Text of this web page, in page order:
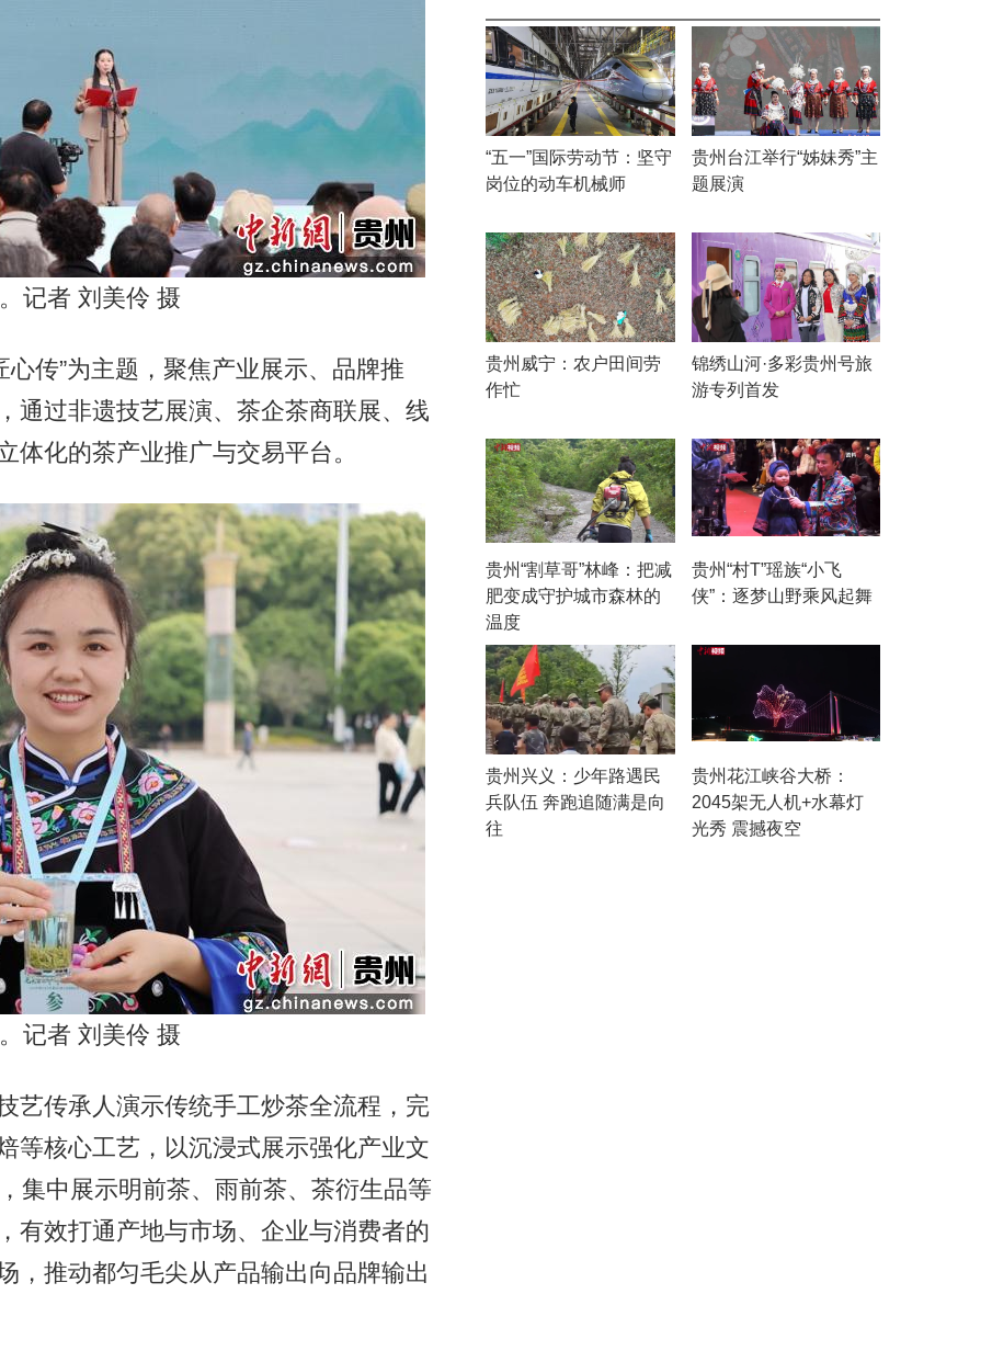
记者 刘美伶 摄
传”为主题，聚焦产业展示、品牌推
通过非遗技艺展演、茶企茶商联展、线
体化的茶产业推广与交易平台。
记者 刘美伶 摄
传承人演示传统手工炒茶全流程，完
等核心工艺，以沉浸式展示强化产业文
集中展示明前茶、雨前茶、茶衍生品等
有效打通产地与市场、企业与消费者的
，推动都匀毛尖从产品输出向品牌输出
“五一”国际劳动节：坚守
岗位的动车机械师
贵州台江举行“姊妹秀”主
题展演
贵州威宁：农户田间劳
作忙
锦绣山河·多彩贵州号旅
游专列首发
贵州“割草哥”林峰：把减
肥变成守护城市森林的
温度
贵州“村T”瑶族“小飞
侠”：逐梦山野乘风起舞
贵州兴义：少年路遇民
兵队伍 奔跑追随满是向
往
贵州花江峡谷大桥：
2045架无人机+水幕灯
光秀 震撼夜空